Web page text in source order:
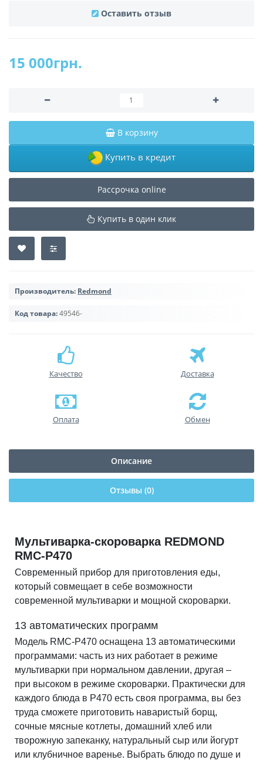
Оставить отзыв
15 000грн.
В корзину
Купить в кредит
Рассрочка online
Купить в один клик
Производитель: Redmond
Код товара:49546-
Качество Доставка
Оплата Обмен
Описание
Отзывы (0)
Мультиварка-скороварка REDMOND
RMC-P470
Современный прибор для приготовления еды,
который совмещает в себе возможности
современной мультиварки и мощной скороварки.
13 автоматических программ
Модель RMC-P470 оснащена 13 автоматическими
программами: часть из них работает в режиме
мультиварки при нормальном давлении, другая –
при высоком в режиме скороварки. Практически для
каждого блюда в P470 есть своя программа, вы без
труда сможете приготовить наваристый борщ,
сочные мясные котлеты, домашний хлеб или
творожную запеканку, натуральный сыр или йогурт
или клубничное варенье. Выбрать блюдо по душе и